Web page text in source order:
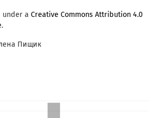
under a Creative Commons Attribution 4.0
.
Пищик